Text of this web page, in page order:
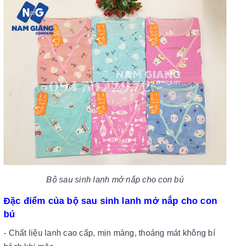
Bộ sau sinh lanh mở nắp cho con bú
Đặc điểm của bộ sau sinh lanh mở nắp cho con
bú
- Chất liệu lanh cao cấp, mịn màng, thoáng mát không bí